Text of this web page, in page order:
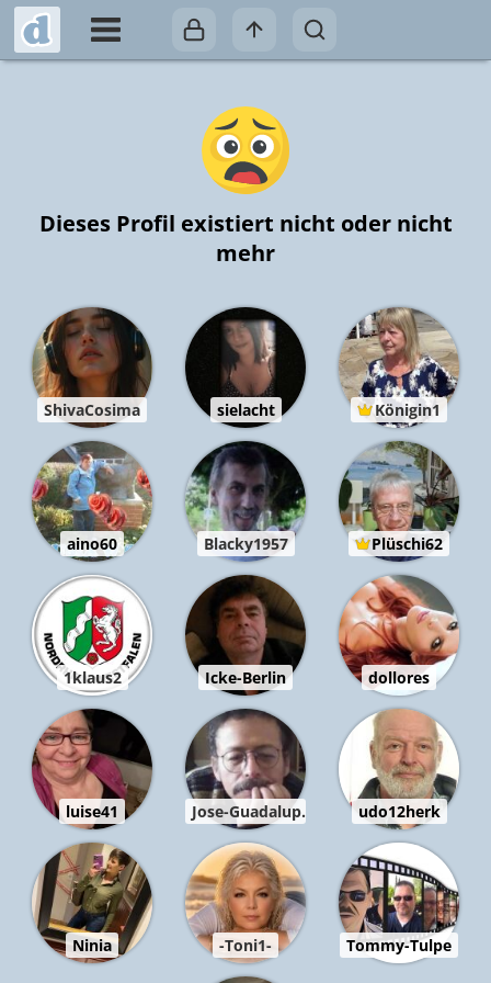
Dieses Profil existiert nicht oder nicht
mehr
ShivaCosima sielacht Königin1
aino60 Blacky1957 Plüschi62
1klaus2 Icke-Berlin dollores
luise41 Jose-Guadalup.. udo12herk
Ninia -Toni1- Tommy-Tulpe